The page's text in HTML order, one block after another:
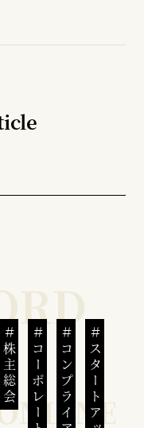
株主総会 スタートアップ